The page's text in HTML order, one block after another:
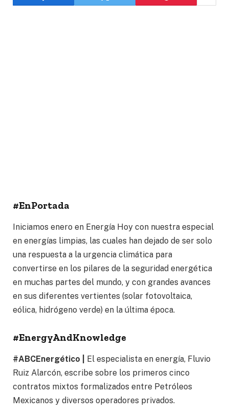
#EnPortada
Iniciamos enero en Energía Hoy con nuestra especial
en energías limpias, las cuales han dejado de ser solo
una respuesta a la urgencia climática para
convertirse en los pilares de la seguridad energética
en muchas partes del mundo, y con grandes avances
en sus diferentes vertientes (solar fotovoltaica,
eólica, hidrógeno verde) en la última época.
#EnergyAndKnowledge
#ABCEnergético | El especialista en energía, Fluvio
Ruiz Alarcón, escribe sobre los primeros cinco
contratos mixtos formalizados entre Petróleos
Mexicanos y diversos operadores privados.